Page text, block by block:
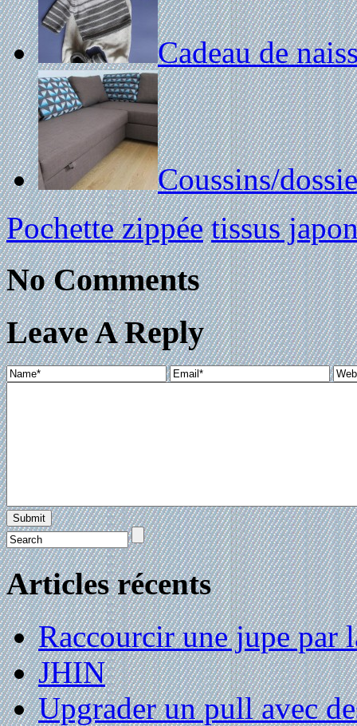
Cadeau de
Coussins/
Pochette zippée tissus
No Comments
Leave A Reply
Articles récents
Raccourcir une jupe par
JHIN
Upgrader un pull avec